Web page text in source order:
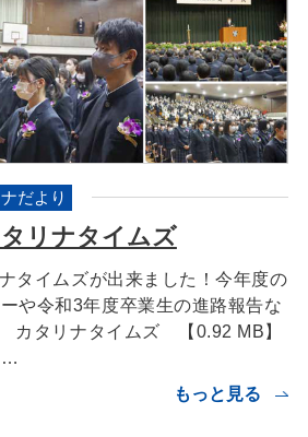
だより
リナタイムズ
タイムズが出来ました！今年度の
や令和3年度卒業生の進路報告な
カタリナタイムズ 【0.92 MB】
…
もっと見る